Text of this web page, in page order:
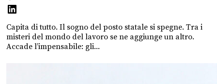
Capita di tutto. Il sogno del posto statale si spegne. Tra i
misteri del mondo del lavoro se ne aggiunge un altro.
Accade l’impensabile: gli...